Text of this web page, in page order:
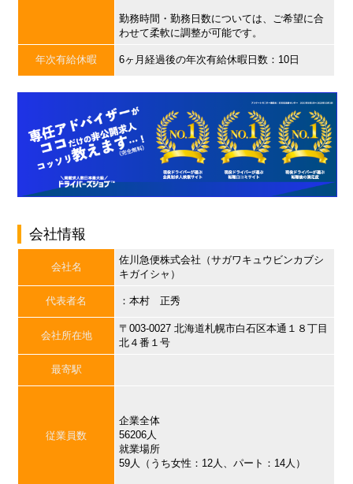
勤務時間・勤務日数については、ご希望に合
わせて柔軟に調整が可能です。
年次有給休暇 6ヶ月経過後の年次有給休暇日数：10日
会社情報
会社名
佐川急便株式会社（サガワキュウビンカブシ
キガイシャ）
代表者名 ：本村 正秀
会社所在地
〒003-0027 北海道札幌市白石区本通１８丁目
北４番１号
最寄駅
従業員数
企業全体
56206人
就業場所
59人（うち女性：12人、パート：14人）